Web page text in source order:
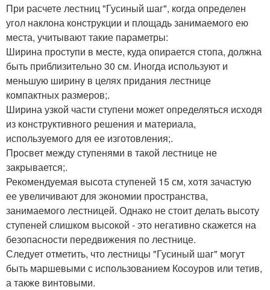
При расчете лестниц "Гусиный шаг", когда определен
угол наклона конструкции и площадь занимаемого ею
места, учитывают такие параметры:
Ширина проступи в месте, куда опирается стопа, должна
быть приблизительно 30 см. Иногда используют и
меньшую ширину в целях придания лестнице
компактных размеров;.
Ширина узкой части ступени может определяться исходя
из конструктивного решения и материала,
используемого для ее изготовления;.
Просвет между ступенями в такой лестнице не
закрывается;.
Рекомендуемая высота ступеней 15 см, хотя зачастую
ее увеличивают для экономии пространства,
занимаемого лестницей. Однако не стоит делать высоту
ступеней слишком высокой - это негативно скажется на
безопасности передвижения по лестнице.
Следует отметить, что лестницы "Гусиный шаг" могут
быть маршевыми с использованием Косоуров или тетив,
а также винтовыми.